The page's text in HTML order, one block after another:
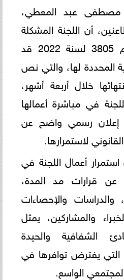
مصطفى عبد المعطي،
أن اللجنة المشكلة
بقرار وزير العدل رقم 3805 لسنة 2022 قد
المحددة لها، والتي نص
خلال أربعة أشهر،
في مباشرة أعمالها
إعلان رسمي واضح عن
لاستمرارها.
أعمال اللجنة في
قرارات مد المدة،
والدراسات والإحصاءات
والمشاركين، يمثل
الشفافية والحيدة
التي يفترض توافرها في
الواسع.